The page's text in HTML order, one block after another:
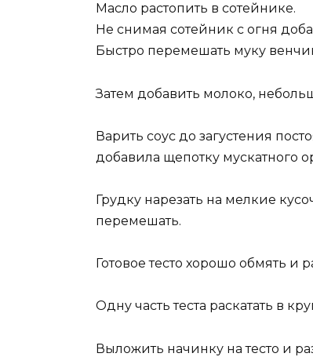
Масло растопить в сотейнике.
Не снимая сотейник с огня
Быстро перемешать муку
Затем добавить молоко,
Варить соус до загустения
добавила щепотку мускатного
Грудку нарезать на мелкие
перемешать.
Готовое тесто хорошо обмять и
Одну часть теста раскатать в
Выложить начинку на тесто и